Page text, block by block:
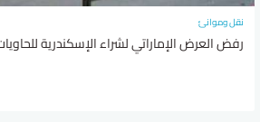
نقل وموانئ
رفض العرض الإماراتي لشراء الإسكندرية للحاويات